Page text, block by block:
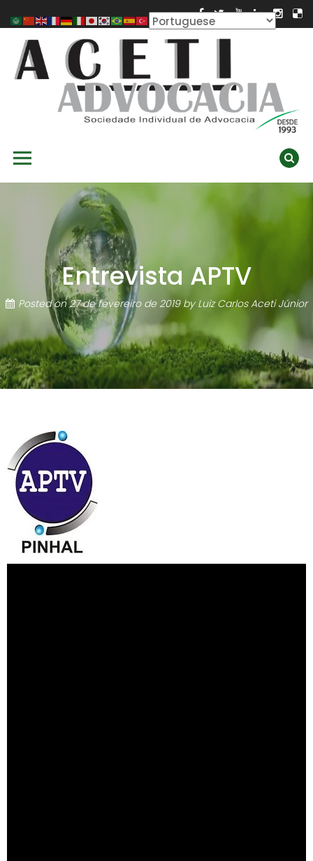
to
content
Entrevista APTV
Posted on27 de fevereiro de 2019by Luiz Carlos Aceti Júnior